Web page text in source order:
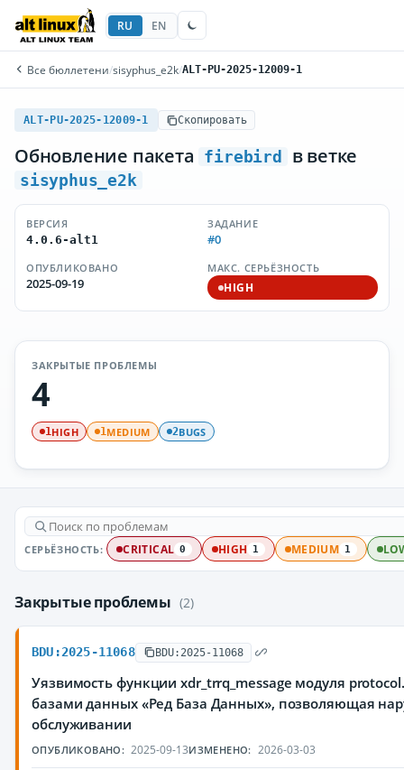
RU EN
Все бюллетени/sisyphus_e2k/ALT-PU-2025-12009-1
ALT-PU-2025-12009-1 Скопировать
Обновление пакета firebird в ветке
sisyphus_e2k
ВЕРСИЯ
4.0.6-alt1
ЗАДАНИЕ
#0
ОПУБЛИКОВАНО
2025-09-19
МАКС. СЕРЬЁЗНОСТЬ
HIGH
ЗАКРЫТЫЕ ПРОБЛЕМЫ
4
1HIGH 1MEDIUM 2BUGS
СЕРЬЁЗНОСТЬ: CRITICAL 0 HIGH 1 MEDIUM 1
Закрытые проблемы (2)
BDU:2025-11068 BDU:2025-11068
Уязвимость функции xdr_trrq_message модуля
базами данных «Ред База Данных», позволяющая
обслуживании
ОПУБЛИКОВАНО: 2025-09-13ИЗМЕНЕНО: 2026-03-03